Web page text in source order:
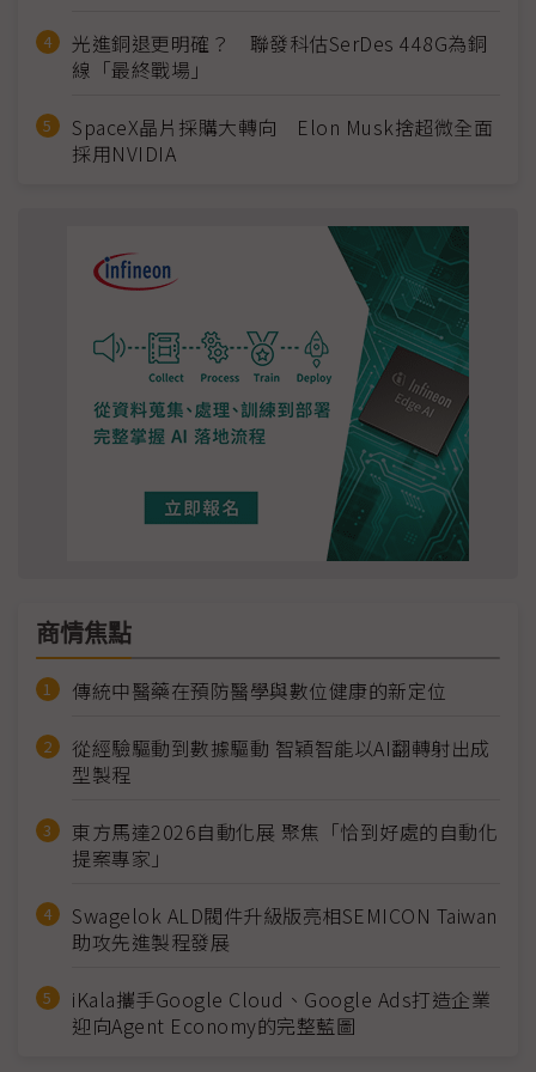
光進銅退更明確？ 聯發科估SerDes 448G為銅
線「最終戰場」
SpaceX晶片採購大轉向 Elon Musk捨超微全面
採用NVIDIA
商情焦點
傳統中醫藥在預防醫學與數位健康的新定位
從經驗驅動到數據驅動 智穎智能以AI翻轉射出成
型製程
東方馬達2026自動化展 聚焦「恰到好處的自動化
提案專家」
Swagelok ALD閥件升級版亮相SEMICON Taiwan
助攻先進製程發展
iKala攜手Google Cloud、Google Ads打造企業
迎向Agent Economy的完整藍圖